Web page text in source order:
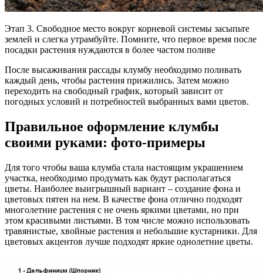
Этап 3. Свободное место вокруг корневой системы засыпьте
землей и слегка утрамбуйте. Помните, что первое время после
посадки растения нуждаются в более частом поливе
После высаживания рассады клумбу необходимо поливать
каждый день, чтобы растения прижились. Затем можно
переходить на свободный график, который зависит от
погодных условий и потребностей выбранных вами цветов.
Правильное оформление клумбы
своими руками: фото-примеры
Для того чтобы ваша клумба стала настоящим украшением
участка, необходимо продумать как будут располагаться
цветы. Наиболее выигрышный вариант – создание фона и
цветовых пятен на нем. В качестве фона отлично подходят
многолетние растения с не очень яркими цветами, но при
этом красивыми листьями. В том числе можно использовать
травянистые, хвойные растения и небольшие кустарники. Для
цветовых акцентов лучше подходят яркие однолетние цветы.